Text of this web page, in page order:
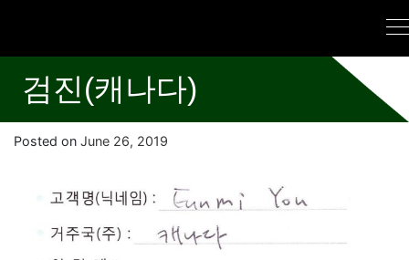
검진(캐나다)
Posted on June 26, 2019